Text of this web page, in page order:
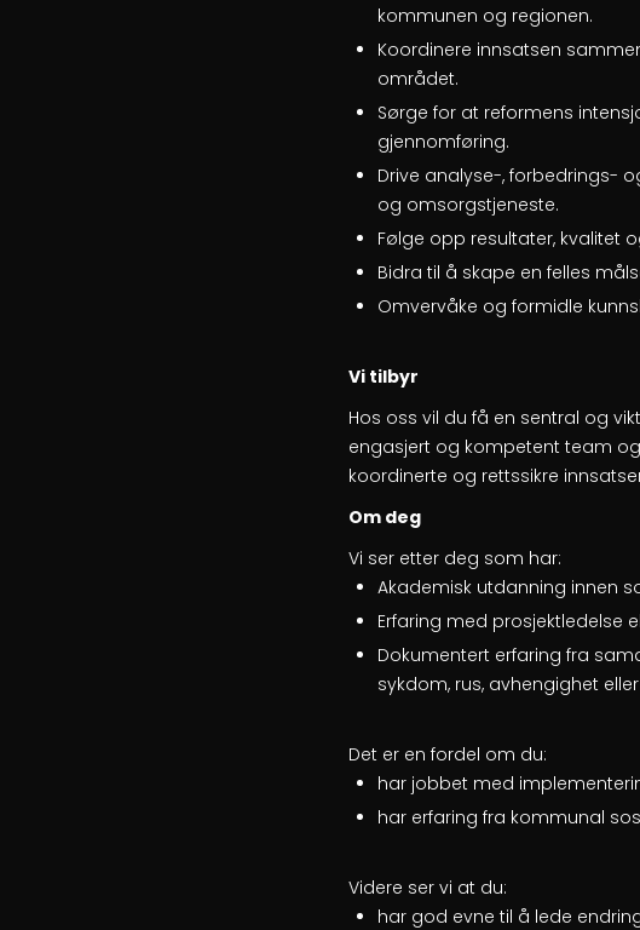
kommunen og regionen.
Koordinere innsatsen
området.
Sørge for at reformens
gjennomføring.
Drive analyse-, forbedrings-
og omsorgstjeneste.
Følge opp resultater, kvalitet
Bidra til å skape en felles
Omvervåke og formidle
Vi tilbyr
Hos oss vil du få en sentral og
engasjert og kompetent team
koordinerte og rettssikre
Om deg
Vi ser etter deg som har:
Akademisk utdanning innen
Erfaring med prosjektledelse
Dokumentert erfaring fra
sykdom, rus, avhengighet
Det er en fordel om du:
har jobbet med
har erfaring fra kommunal
Videre ser vi at du:
har god evne til å lede